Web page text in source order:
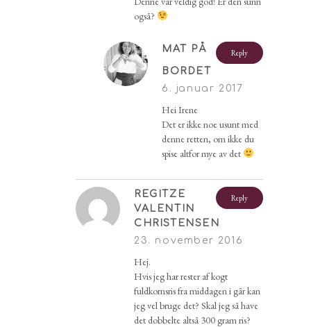
også?
Reply
MAT PÅ
BORDET
6. januar 2017
Hei Irene
Det er ikke noe usunt med
denne retten, om ikke du
spise altfor mye av det
Reply
REGITZE
VALENTIN
CHRISTENSEN
23. november 2016
Hej.
Hvis jeg har rester af kogt
fuldkornsris fra middagen i går kan
jeg vel bruge det? Skal jeg så have
det dobbelte altså 300 gram ris?